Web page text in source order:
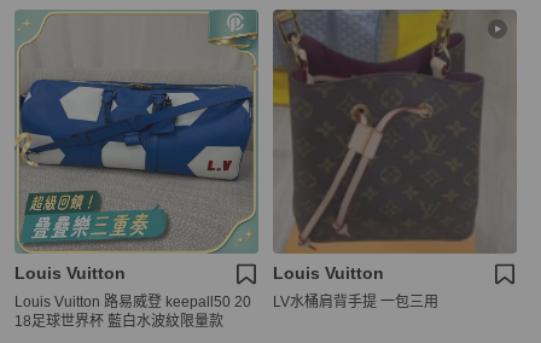
Louis Vuitton
Louis Vuitton 路易威登 keepall50 20
18足球世界杯 藍白水波紋限量款
Louis Vuitton
LV水桶肩背手提 一包三用